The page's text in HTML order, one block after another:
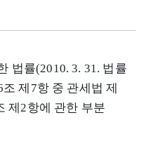
법률(2010. 3. 31. 법률
제7항 중 관세법 제
제2항에 관한 부분